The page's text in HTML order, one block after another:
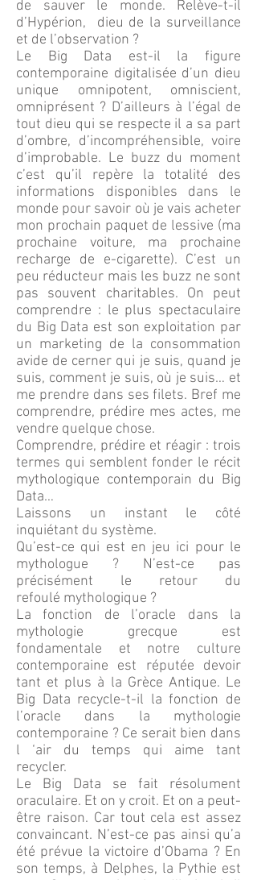
de sauver le monde. Relève-t-il
d’Hypérion, dieu de la surveillance
et de l’observation ?
Le Big Data est-il la figure
contemporaine digitalisée d’un dieu
unique omnipotent, omniscient,
omniprésent ? D’ailleurs à l’égal de
tout dieu qui se respecte il a sa part
d’ombre, d’incompréhensible, voire
d’improbable. Le buzz du moment
c’est qu’il repère la totalité des
informations disponibles dans le
monde pour savoir où je vais acheter
mon prochain paquet de lessive (ma
prochaine voiture, ma prochaine
recharge de e-cigarette). C’est un
peu réducteur mais les buzz ne sont
pas souvent charitables. On peut
comprendre : le plus spectaculaire
du Big Data est son exploitation par
un marketing de la consommation
avide de cerner qui je suis, quand je
suis, comment je suis, où je suis… et
me prendre dans ses filets. Bref me
comprendre, prédire mes actes, me
vendre quelque chose.
Comprendre, prédire et réagir : trois
termes qui semblent fonder le récit
mythologique contemporain du Big
Data…
Laissons un instant le côté
inquiétant du système.
Qu’est-ce qui est en jeu ici pour le
mythologue ? N’est-ce pas
précisément le retour du
refoulé mythologique ?
La fonction de l’oracle dans la
mythologie grecque est
fondamentale et notre culture
contemporaine est réputée devoir
tant et plus à la Grèce Antique. Le
Big Data recycle-t-il la fonction de
l’oracle dans la mythologie
contemporaine ? Ce serait bien dans
l ‘air du temps qui aime tant
recycler.
Le Big Data se fait résolument
oraculaire. Et on y croit. Et on a peut-
être raison. Car tout cela est assez
convaincant. N’est-ce pas ainsi qu’a
été prévue la victoire d’Obama ? En
son temps, à Delphes, la Pythie est